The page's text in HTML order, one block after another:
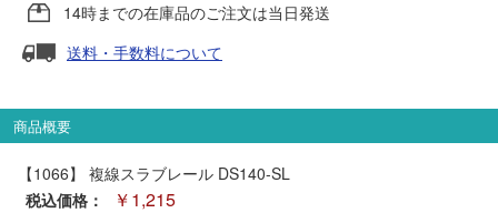
セール品・キャンペーン
14時までの在庫品のご注文は当日発送
送料・手数料について
商品概要
【1066】 複線スラブレール DS140-SL
税込価格：
￥1,215